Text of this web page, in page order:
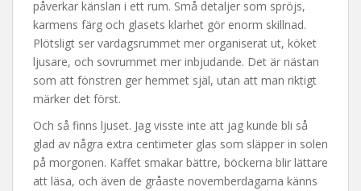
påverkar känslan i ett rum. Små detaljer som spröjs,
karmens färg och glasets klarhet gör enorm skillnad.
Plötsligt ser vardagsrummet mer organiserat ut, köket
ljusare, och sovrummet mer inbjudande. Det är nästan
som att fönstren ger hemmet själ, utan att man riktigt
märker det först.
Och så finns ljuset. Jag visste inte att jag kunde bli så
glad av några extra centimeter glas som släpper in solen
på morgonen. Kaffet smakar bättre, böckerna blir lättare
att läsa, och även de gråaste novemberdagarna känns